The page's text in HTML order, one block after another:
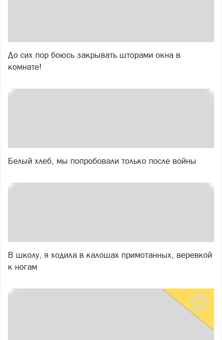
До сих пор боюсь закрывать шторами окна в
комнате!
Белый хлеб, мы попробовали только после войны
В школу, я ходила в калошах примотанных, веревкой
к ногам